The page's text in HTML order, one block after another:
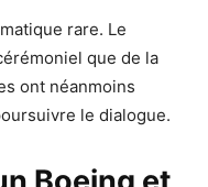
rare. Le
que de la
ont néanmoins
le dialogue.